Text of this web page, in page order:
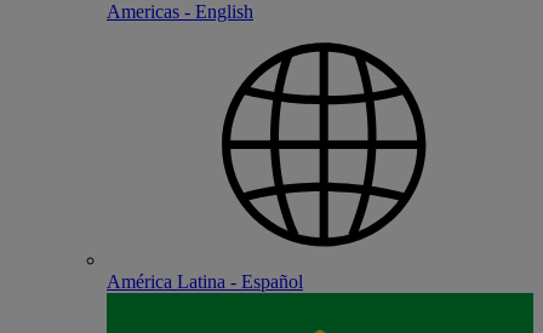
Americas - English
América Latina - Español